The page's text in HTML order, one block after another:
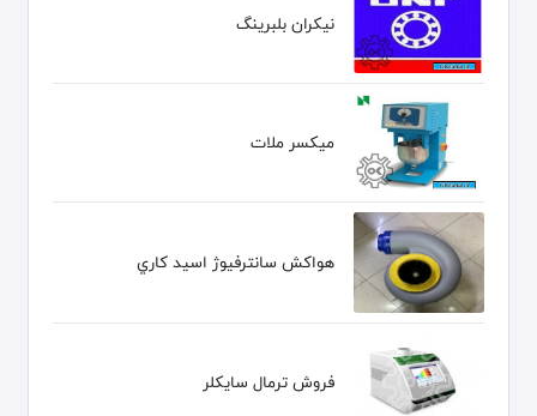
نيكران بلبرينگ
میکسر ملات
هواكش سانترفيوژ اسيد كاري
فروش ترمال سایکلر